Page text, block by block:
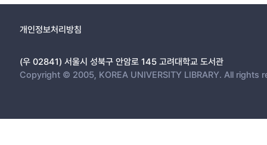
개인정보처리방침
(우 02841) 서울시 성북구 안암로 145 고려대학교 도서관
Copyright © 2005, KOREA UNIVERSITY LIBRARY. All rights